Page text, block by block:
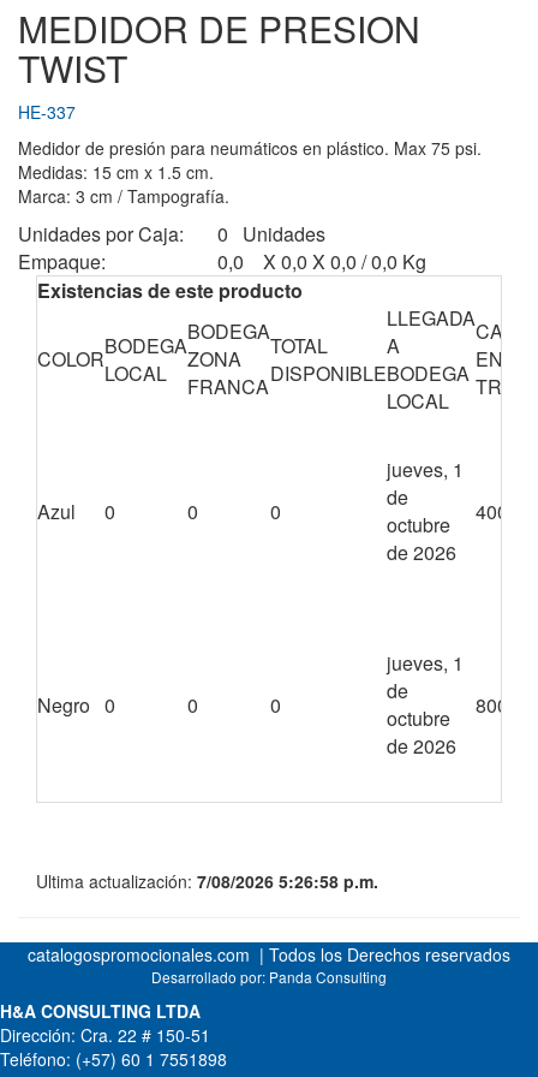
MEDIDOR DE PRESION
TWIST
HE-337
Medidor de presión para neumáticos en plástico. Max 75 psi.
Medidas: 15 cm x 1.5 cm.
Marca: 3 cm / Tampografía.
Unidades por Caja:
0 Unidades
Empaque:
0,0 X 0,0 X 0,0 / 0,0 Kg
Existencias de este producto
COLORBODEGA
LOCAL
BODEGA
ZONA
FRANCA
TOTAL
DISPONIBLE
LLEGADA
A
BODEGA
LOCAL
EN
Azul 0 0 0
jueves, 1
de
octubre
de 2026
4000
Negro 0 0 0
jueves, 1
de
octubre
de 2026
8000
Ultima actualización: 7/08/2026 5:26:58 p.m.
catalogospromocionales.com | Todos los Derechos reservados
Desarrollado por: Panda Consulting
H&A CONSULTING LTDA
Dirección: Cra. 22 # 150-51
Teléfono: (+57) 60 1 7551898